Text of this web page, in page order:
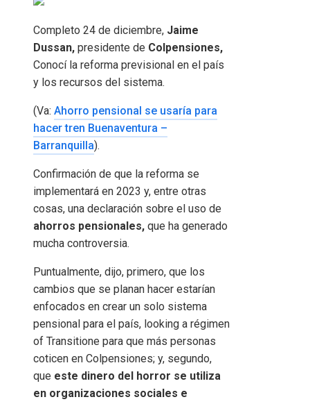
Completo 24 de diciembre, Jaime
Dussan, presidente de Colpensiones,
Conocí la reforma previsional en el país
y los recursos del sistema.
(Va: Ahorro pensional se usaría para
hacer tren Buenaventura –
Barranquilla).
Confirmación de que la reforma se
implementará en 2023 y, entre otras
cosas, una declaración sobre el uso de
ahorros pensionales, que ha generado
mucha controversia.
Puntualmente, dijo, primero, que los
cambios que se planan hacer estarían
enfocados en crear un solo sistema
pensional para el país, looking a régimen
of Transitione para que más personas
coticen en Colpensiones; y, segundo,
que este dinero del horror se utiliza
en organizaciones sociales e